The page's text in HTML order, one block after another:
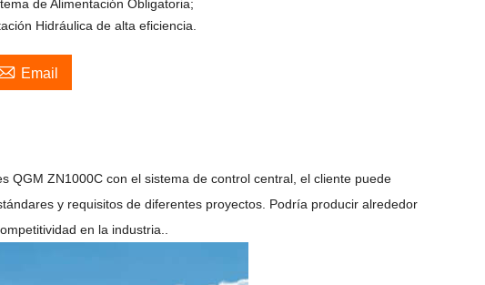
de Alimentación Obligatoria;
Hidráulica de alta eficiencia.
Email
QGM ZN1000C con el sistema de control central, el cliente puede
y requisitos de diferentes proyectos. Podría producir alrededor
en la industria.